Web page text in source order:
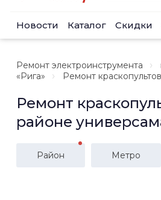
Новости Каталог Скидки
Ремонт электроинструмента
«Рига»
Ремонт краскопультов
Ремонт
районе
Район Метро